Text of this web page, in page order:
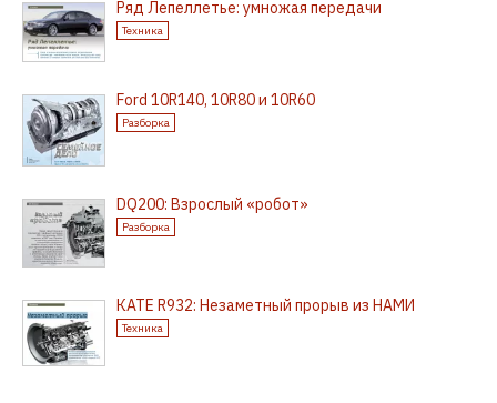
Ряд Лепеллетье: умножая передачи
Техника
Ford 10R140, 10R80 и 10R60
Разборка
DQ200: Взрослый «робот»
Разборка
КАТЕ R932: Незаметный прорыв из НАМИ
Техника